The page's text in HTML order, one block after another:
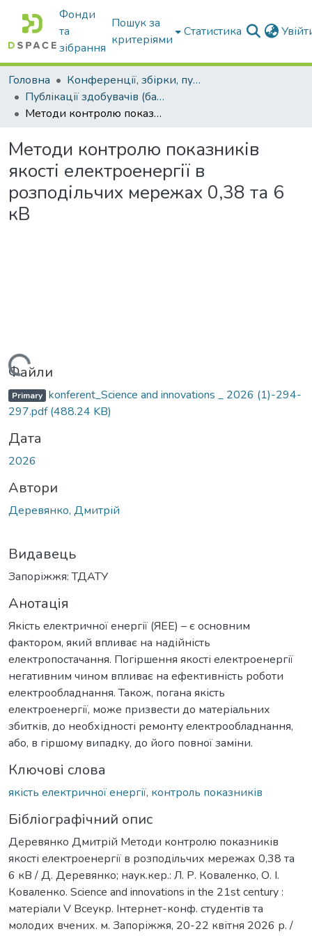
Фонди
та
зібрання
Пошук за
критеріями
Статистика
Головна
Конференції, збірки, публікації молодих вчених і здобувачів : магістрів, бакалаврів, аспірантів.
Публікації здобувачів (бакалаврів. магістрів, аспірантів)
Методи контролю показників якості електроенергії в розподільчих мережах 0,38 та 6 кВ
Методи контролю показників
якості електроенергії в
розподільчих мережах 0,38 та 6
кВ
Вантажиться...
Файли
Primary konferent_Science and innovations _ 2026 (1)-294-
297.pdf(488.24 KB)
Дата
2026
Автори
Деревянко, Дмитрій
Видавець
Запоріжжя: ТДАТУ
Анотація
Якість електричної енергії (ЯЕЕ) – є основним
фактором, який впливає на надійність
електропостачання. Погіршення якості електроенергії
негативним чином впливає на ефективність роботи
електрообладнання. Також, погана якість
електроенергії, може призвести до матеріальних
збитків, до необхідності ремонту електрообладнання,
або, в гіршому випадку, до його повної заміни.
Ключові слова
якість електричної енергії, контроль показників
Бібліографічний опис
Деревянко Дмитрій Методи контролю показників
якості електроенергії в розподільчих мережах 0,38 та
6 кВ / Д. Деревянко; наук.кер.: Л. Р. Коваленко, О. І.
Коваленко. Science and innovations in the 21st century :
матеріали V Всеукр. Інтернет-конф. студентів та
молодих вчених. м. Запоріжжя, 20-22 квітня 2026 р. /